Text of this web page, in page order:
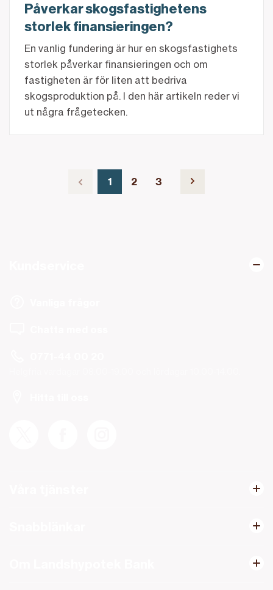
Påverkar skogsfastighetens
storlek finansieringen?
En vanlig fundering är hur en skogsfastighets
storlek påverkar finansieringen och om
fastigheten är för liten att bedriva
skogsproduktion på. I den här artikeln reder vi
ut några frågetecken.
Nuvarande sida, sida
1av 3 Gå till sida
2av 3 Gå till sida
3av 3 Gå till nästa sida